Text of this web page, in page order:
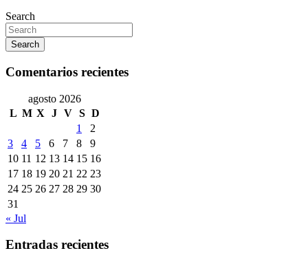
Search
Search
Comentarios recientes
agosto 2026
L M X J V S D
1
2
3
4 5 6 7 8
9
10 11 12 13 14 15 16
17 18 19 20 21 22 23
24 25 26 27 28 29 30
31
« Jul
Entradas recientes